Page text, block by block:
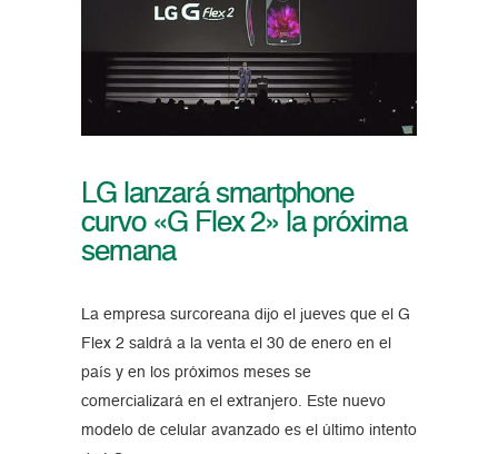
LG lanzará smartphone
curvo «G Flex 2» la próxima
semana
La empresa surcoreana dijo el jueves que el G
Flex 2 saldrá a la venta el 30 de enero en el
país y en los próximos meses se
comercializará en el extranjero. Este nuevo
modelo de celular avanzado es el último intento